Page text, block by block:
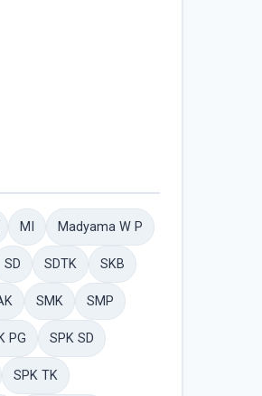
MI Madyama W P
SD SDTK SKB
SMK SMP
PG SPK SD
SPK TK